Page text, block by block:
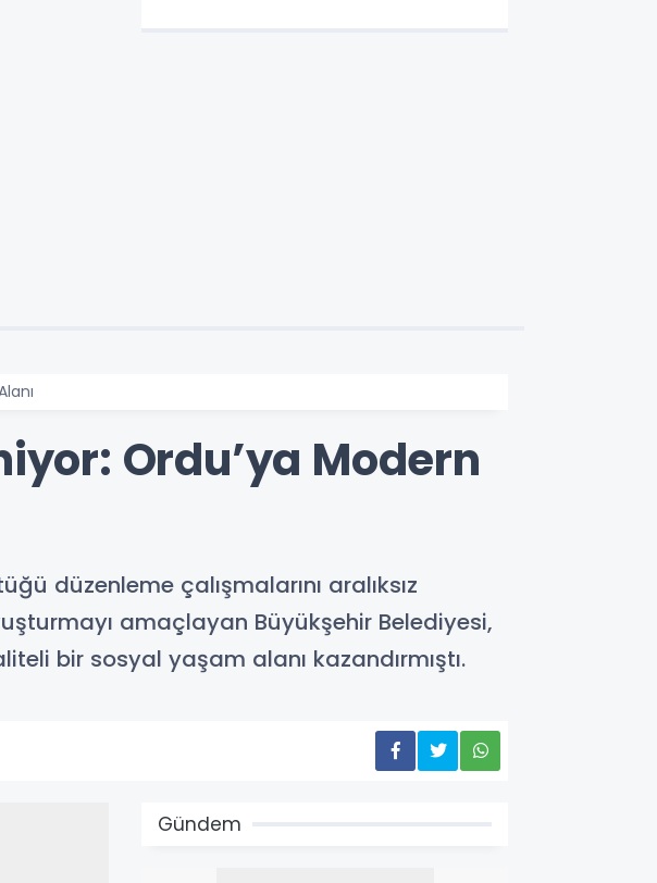
Ordu’ya Modern
düzenleme çalışmalarını aralıksız
amaçlayan Büyükşehir Belediyesi,
bir sosyal yaşam alanı kazandırmıştı.
Gündem